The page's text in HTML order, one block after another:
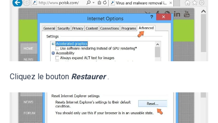
Cliquez le bouton Restaurer .